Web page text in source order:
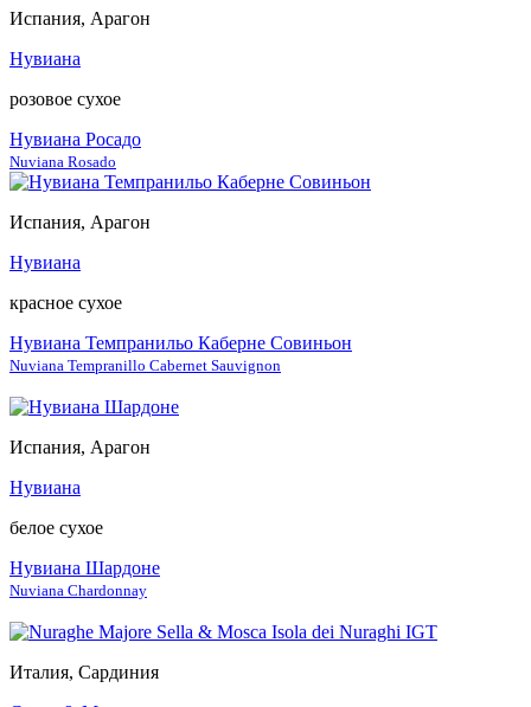
Испания, Арагон
Нувиана
розовое сухое
Нувиана Росадо
Nuviana Rosado
Испания, Арагон
Нувиана
красное сухое
Нувиана Темпранильо Каберне Совиньон
Nuviana Tempranillo Cabernet Sauvignon
Испания, Арагон
Нувиана
белое сухое
Нувиана Шардоне
Nuviana Chardonnay
Италия, Сардиния